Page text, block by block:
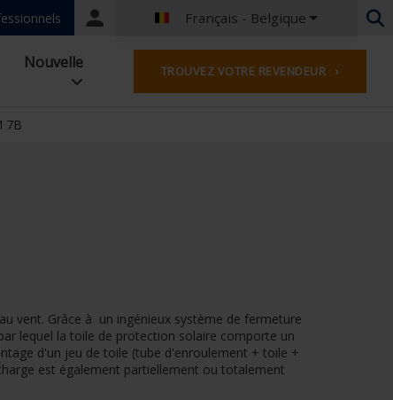
Portal
Français - Belgique
Néerlandais - Belgique
Français - Belgique
Néerlandais - Pays-Bas
Hongrois - Hongrie
Italien - Italie
Polonais - Pologne
Nouvelle TROUVEZ VOTRE REVENDEUR ›
7B
vent. Grâce à un ingénieux système de fermeture
lequel la toile de protection solaire comporte un
d'un jeu de toile (tube d'enroulement + toile +
est également partiellement ou totalement